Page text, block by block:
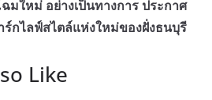
มใหม่ อย่างเป็นทางการ ประกาศ
กไลฟ์สไตล์แห่งใหม่ของฝั่งธนบุรี
Like